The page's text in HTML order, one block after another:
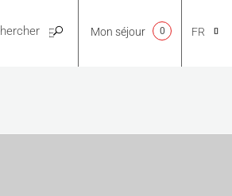
PRATIQUE FR
Mon séjour 0